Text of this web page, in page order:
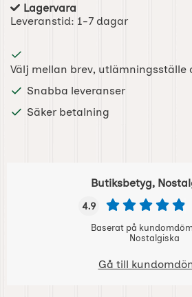
Tillgänglighet:
Lagervara
Leveranstid: 1-7 dagar
Välj mellan brev, utlämningsställe
Snabba leveranser
Säker betalning
Butiksbetyg,
4.9
Baserat på
Nostalgiska
Gå till